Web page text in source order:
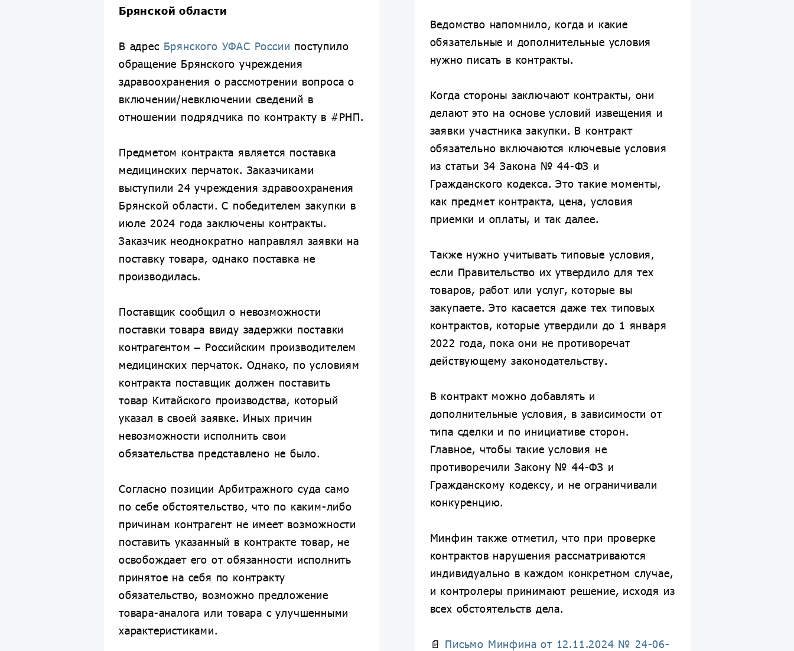
Брянской области
В адрес Брянского УФАС России поступило
обращение Брянского учреждения
здравоохранения о рассмотрении вопроса о
включении/невключении сведений в
отношении подрядчика по контракту в #РНП.
Предметом контракта является поставка
медицинских перчаток. Заказчиками
выступили 24 учреждения здравоохранения
Брянской области. С победителем закупки в
июле 2024 года заключены контракты.
Заказчик неоднократно направлял заявки на
поставку товара, однако поставка не
производилась.
Поставщик сообщил о невозможности
поставки товара ввиду задержки поставки
контрагентом – Российским производителем
медицинских перчаток. Однако, по условиям
контракта поставщик должен поставить
товар Китайского производства, который
указал в своей заявке. Иных причин
невозможности исполнить свои
обязательства представлено не было.
Согласно позиции Арбитражного суда само
по себе обстоятельство, что по каким-либо
причинам контрагент не имеет возможности
поставить указанный в контракте товар, не
освобождает его от обязанности исполнить
принятое на себя по контракту
обязательство, возможно предложение
товара-аналога или товара с улучшенными
характеристиками.
Ведомство напомнило, когда и какие
обязательные и дополнительные условия
нужно писать в контракты.
Когда стороны заключают контракты, они
делают это на основе условий извещения и
заявки участника закупки. В контракт
обязательно включаются ключевые условия
из статьи 34 Закона № 44-ФЗ и
Гражданского кодекса. Это такие моменты,
как предмет контракта, цена, условия
приемки и оплаты, и так далее.
Также нужно учитывать типовые условия,
если Правительство их утвердило для тех
товаров, работ или услуг, которые вы
закупаете. Это касается даже тех типовых
контрактов, которые утвердили до 1 января
2022 года, пока они не противоречат
действующему законодательству.
В контракт можно добавлять и
дополнительные условия, в зависимости от
типа сделки и по инициативе сторон.
Главное, чтобы такие условия не
противоречили Закону № 44-ФЗ и
Гражданскому кодексу, и не ограничивали
конкуренцию.
Минфин также отметил, что при проверке
контрактов нарушения рассматриваются
индивидуально в каждом конкретном случае,
и контролеры принимают решение, исходя из
всех обстоятельств дела.
📄 Письмо Минфина от 12.11.2024 № 24-06-